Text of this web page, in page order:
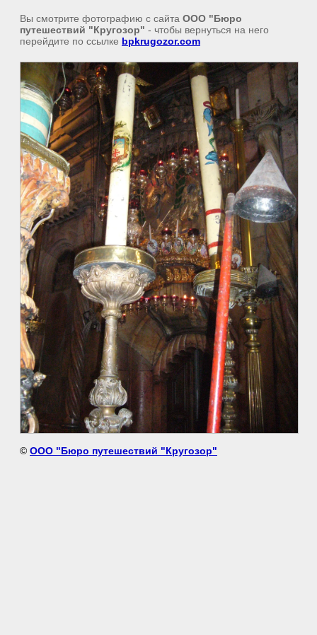
Вы смотрите фотографию с сайта ООО "Бюро
путешествий "Кругозор" - чтобы вернуться на него
перейдите по ссылке bpkrugozor.com
© ООО "Бюро путешествий "Кругозор"